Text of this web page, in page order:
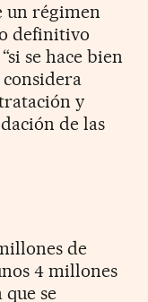
un régimen
definitivo
se hace bien
y
de las
de
4 millones
se